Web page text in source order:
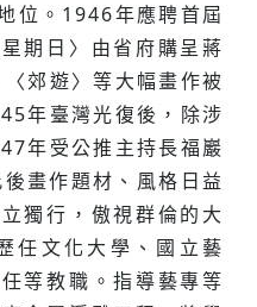
位。1946年應聘首屆
期日〉由省府購呈蔣
郊遊〉等大幅畫作被
年臺灣光復後，除涉
年受公推主持長福巖
畫作題材、風格日益
獨行，傲視群倫的大
任文化大學、國立藝
等教職。指導藝專等